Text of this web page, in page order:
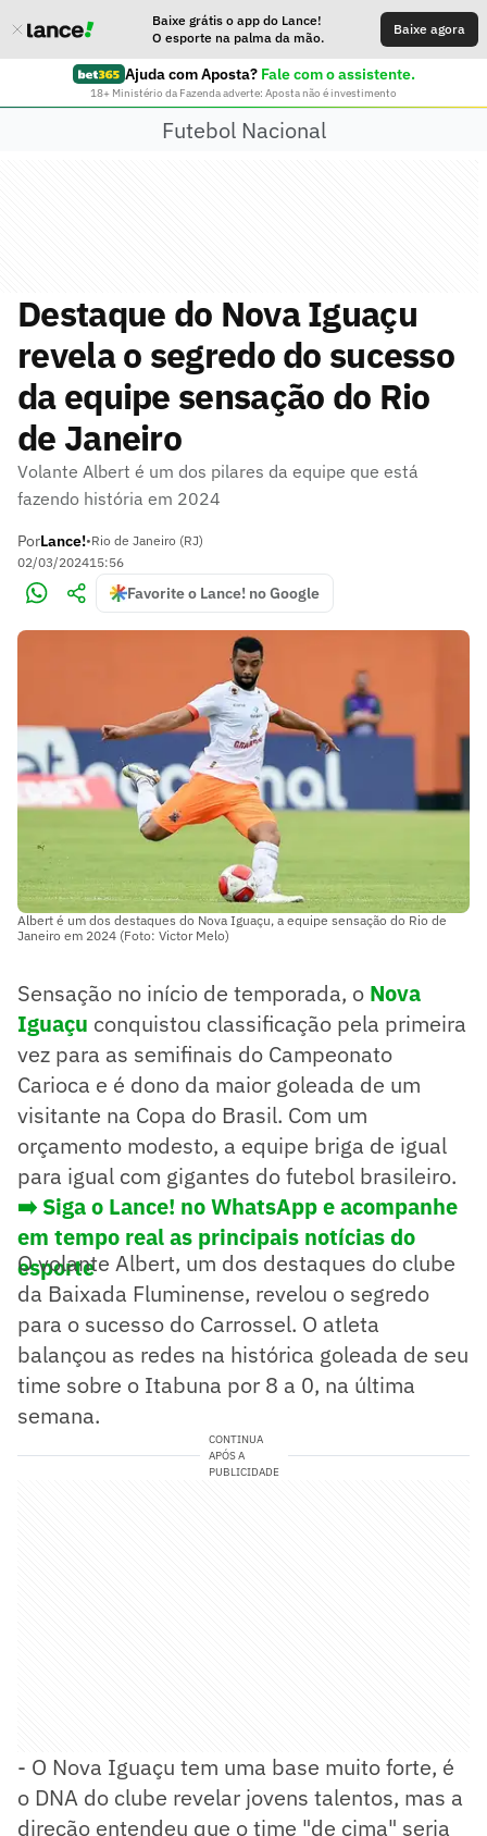
Baixe grátis o app do Lance!
O esporte na palma da mão.
Baixe agora
Ajuda com Aposta? Fale com o assistente.
18+ Ministério da Fazenda adverte: Aposta não é investimento
Futebol Nacional
Destaque do Nova Iguaçu
revela o segredo do sucesso
da equipe sensação do Rio
de Janeiro
Volante Albert é um dos pilares da equipe que está
fazendo história em 2024
PorLance!•Rio de Janeiro (RJ)
02/03/202415:56
Favorite o Lance! no Google
Albert é um dos destaques do Nova Iguaçu, a equipe sensação do Rio de
Janeiro em 2024 (Foto: Victor Melo)
Sensação no início de temporada, o Nova
Iguaçu conquistou classificação pela primeira
vez para as semifinais do Campeonato
Carioca e é dono da maior goleada de um
visitante na Copa do Brasil. Com um
orçamento modesto, a equipe briga de igual
para igual com gigantes do futebol brasileiro.
➡️ Siga o Lance! no WhatsApp e acompanhe
em tempo real as principais notícias do
esporte
O volante Albert, um dos destaques do clube
da Baixada Fluminense, revelou o segredo
para o sucesso do Carrossel. O atleta
balançou as redes na histórica goleada de seu
time sobre o Itabuna por 8 a 0, na última
semana.
CONTINUA
APÓS A
PUBLICIDADE
- O Nova Iguaçu tem uma base muito forte, é
o DNA do clube revelar jovens talentos, mas a
direção entendeu que o time "de cima" seria